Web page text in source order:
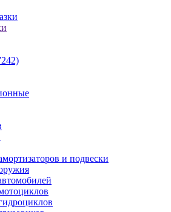
и подвески